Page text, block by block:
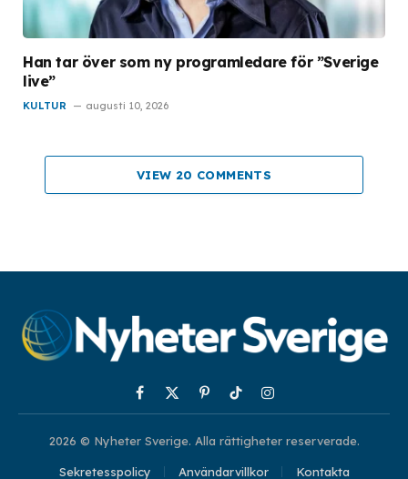
Han tar över som ny programledare för ”Sverige
live”
KULTUR augusti 10, 2026
VIEW 20 COMMENTS
Facebook
X
(Twitter)
PinterestTikTokInstagram
2026 © Nyheter Sverige. Alla rättigheter reserverade.
Sekretesspolicy Användarvillkor Kontakta